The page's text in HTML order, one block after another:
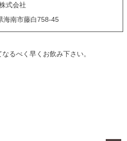
式会社
海南市藤白758-45
るべく早くお飲み下さい。